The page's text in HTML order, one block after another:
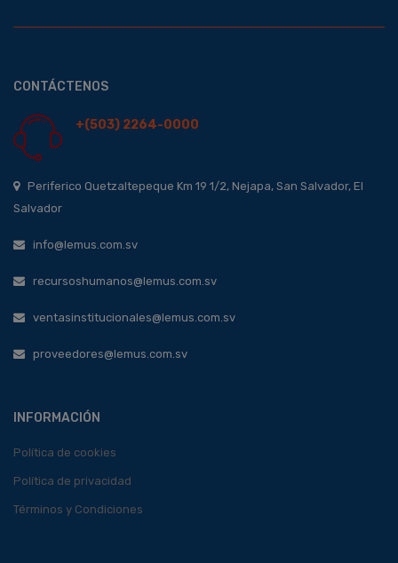
CONTÁCTENOS
+(503) 2264-0000
Periferico Quetzaltepeque Km 19 1/2, Nejapa, San Salvador, El
Salvador
info@lemus.com.sv
recursoshumanos@lemus.com.sv
ventasinstitucionales@lemus.com.sv
proveedores@lemus.com.sv
INFORMACIÓN
Política de cookies
Política de privacidad
Términos y Condiciones